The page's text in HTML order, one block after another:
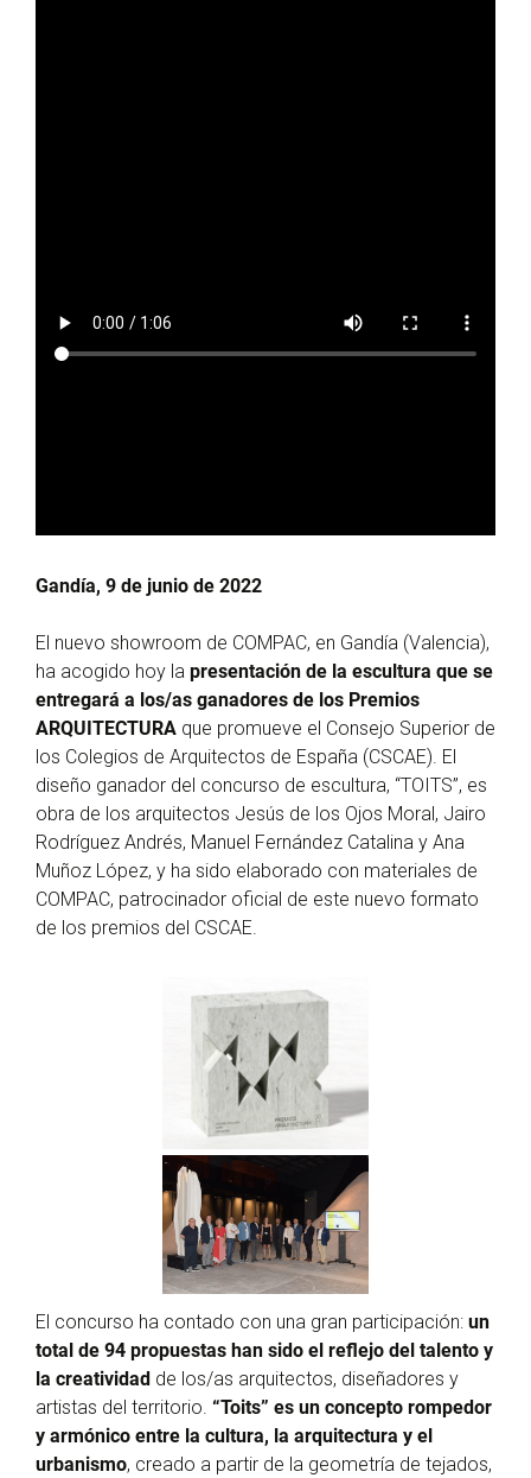
Gandía, 9 de junio de 2022
El nuevo showroom de COMPAC, en Gandía (Valencia),
ha acogido hoy la presentación de la escultura que se
entregará a los/as ganadores de los Premios
ARQUITECTURA que promueve el Consejo Superior de
los Colegios de Arquitectos de España (CSCAE). El
diseño ganador del concurso de escultura, “TOITS”, es
obra de los arquitectos Jesús de los Ojos Moral, Jairo
Rodríguez Andrés, Manuel Fernández Catalina y Ana
Muñoz López, y ha sido elaborado con materiales de
COMPAC, patrocinador oficial de este nuevo formato
de los premios del CSCAE.
El concurso ha contado con una gran participación: un
total de 94 propuestas han sido el reflejo del talento y
la creatividad de los/as arquitectos, diseñadores y
artistas del territorio. “Toits” es un concepto rompedor
y armónico entre la cultura, la arquitectura y el
urbanismo, creado a partir de la geometría de tejados,